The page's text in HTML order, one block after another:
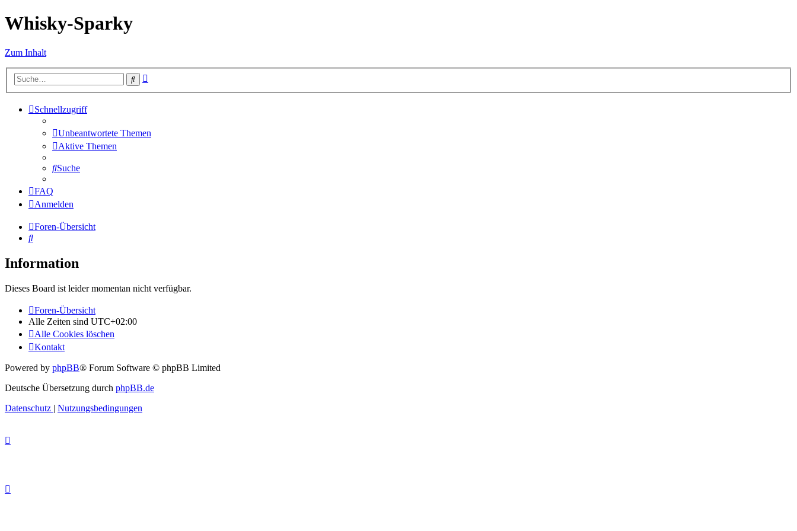
Whisky-Sparky
Zum Inhalt
Suche
Schnellzugriff
Unbeantwortete Themen
Aktive Themen
Suche
FAQ
Anmelden
Foren-Übersicht
Suche
Information
Dieses Board ist leider momentan nicht verfügbar.
Foren-Übersicht
Alle Zeiten sind UTC+02:00
Alle Cookies löschen
Kontakt
Powered by phpBB® Forum Software © phpBB Limited
Deutsche Übersetzung durch phpBB.de
Datenschutz | Nutzungsbedingungen